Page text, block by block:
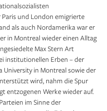
und London emigrierte
als auch Nordamerika war er
in Montreal wieder einen Alltag
Max Stern Art
institutionellen Erben – der
University in Montreal sowie der
wird, nahm die Spur
entzogenen Werke wieder auf.
im Sinne der